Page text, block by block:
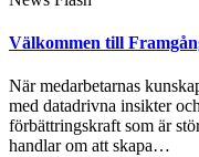
Välkommen till
När medarbetarnas
med datadrivna insikter
förbättringskraft som är
handlar om att skapa…